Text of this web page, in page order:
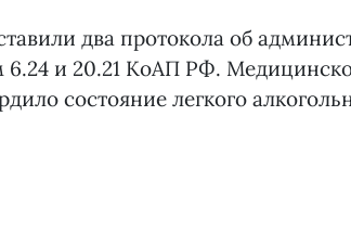
два протокола об
6.24 и 20.21 КоАП РФ.
состояние легкого